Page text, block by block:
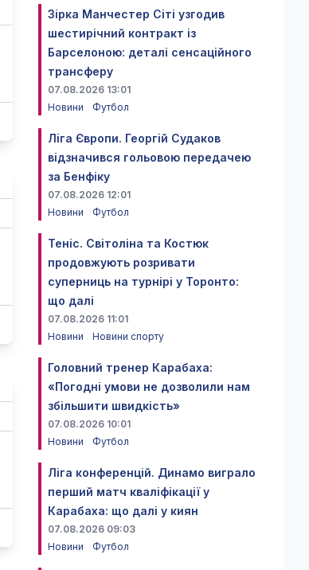
Зірка Манчестер Сіті узгодив
шестирічний контракт із
Барселоною: деталі сенсаційного
трансферу
07.08.2026 13:01
Новини
Футбол
Ліга Європи. Георгій Судаков
відзначився гольовою передачею
за Бенфіку
07.08.2026 12:01
Новини
Футбол
Теніс. Світоліна та Костюк
продовжують розривати
суперниць на турнірі у Торонто:
що далі
07.08.2026 11:01
Новини
Новини спорту
Головний тренер Карабаха:
«Погодні умови не дозволили нам
збільшити швидкість»
07.08.2026 10:01
Новини
Футбол
Ліга конференцій. Динамо виграло
перший матч кваліфікації у
Карабаха: що далі у киян
07.08.2026 09:03
Новини
Футбол